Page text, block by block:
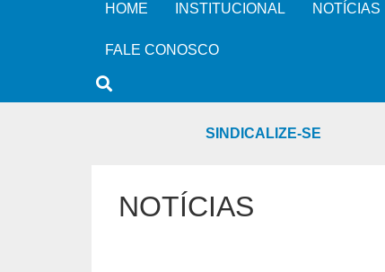
HOME INSTITUCIONAL NOTÍCIAS
FALE CONOSCO
SINDICALIZE-SE
NOTÍCIAS